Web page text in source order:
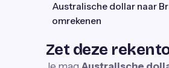
Australische dollar naar
omrekenen
Zet deze